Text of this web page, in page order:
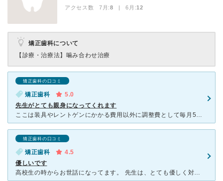
アクセス数 7月:8 | 6月:12
矯正歯科について
【診療・治療法】 噛み合わせ治療
矯正歯科の口コミ
矯正歯科
5.0
先生がとても親身になってくれます
ここは装具やレントゲンにかかる費用以外に調整費として毎月5000円で、それ以上は何回調整しに通っても無料です。 装具が取れたら3000円です。 先生が親身になって話を聞いて下さり、費用、これか
矯正歯科の口コミ
矯正歯科
4.5
優しいです
高校生の時からお世話になってます。 先生は、とても優しく対応してくださいます。 他のスタッフの方も優しいです。 ただ受付の方が以前と代わってしまって 今の方は、うーんって感じです。